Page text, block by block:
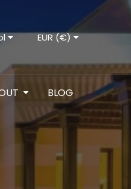
EUR (€)
BLOG